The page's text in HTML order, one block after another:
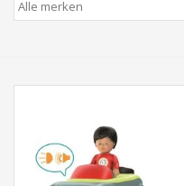
Zeeuws/Streek
Elektra